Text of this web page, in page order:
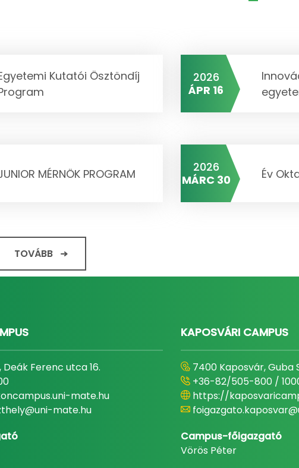
Kutatói Ösztöndíj
2026
ÁPR 16
MÉRNÖK PROGRAM
2026
MÁRC 30
Év
TOVÁBB
Ferenc utca 16.
mate.hu
mate.hu
KAPOSVÁRI CAMPUS
7400 Kaposvár, Guba
+36-82/505-800 /
https://
Campus-főigazgató
Vörös Péter